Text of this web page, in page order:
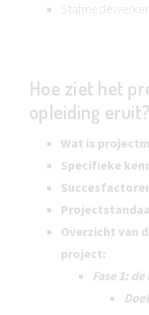
Hoe ziet het
opleiding eruit?
Wat is
Specifieke
Overzicht van
project:
Fase 1: